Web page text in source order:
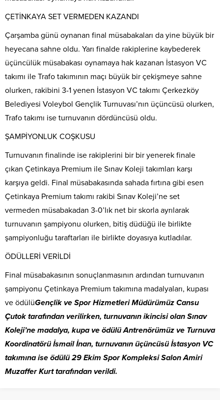
ÇETİNKAYA SET VERMEDEN KAZANDI
Çarşamba günü oynanan final müsabakaları da yine büyük bir
heyecana sahne oldu. Yarı finalde rakiplerine kaybederek
üçüncülük müsabakası oynamaya hak kazanan İstasyon VC
takımı ile Trafo takımının maçı büyük bir çekişmeye sahne
olurken, rakibini 3-1 yenen İstasyon VC takımı Çerkezköy
Belediyesi Voleybol Gençlik Turnuvası’nın üçüncüsü olurken,
Trafo takımı ise turnuvanın dördüncüsü oldu.
ŞAMPİYONLUK COŞKUSU
Turnuvanın finalinde ise rakiplerini bir bir yenerek finale
çıkan Çetinkaya Premium ile Sınav Koleji takımları karşı
karşıya geldi. Final müsabakasında sahada fırtına gibi esen
Çetinkaya Premium takımı rakibi Sınav Koleji’ne set
vermeden müsabakadan 3-0’lık net bir skorla ayrılarak
turnuvanın şampiyonu olurken, bitiş düdüğü ile birlikte
şampiyonluğu taraftarları ile birlikte doyasıya kutladılar.
ÖDÜLLERİ VERİLDİ
Final müsabakasının sonuçlanmasının ardından turnuvanın
şampiyonu Çetinkaya Premium takımına madalyaları, kupası
ve ödülüGençlik ve Spor Hizmetleri Müdürümüz Cansu
Çutok tarafından verilirken, turnuvanın ikincisi olan Sınav
Koleji’ne madalya, kupa ve ödülü Antrenörümüz ve Turnuva
Koordinatörü İsmail İnan, turnuvanın üçüncüsü İstasyon VC
takımına ise ödülü 29 Ekim Spor Kompleksi Salon Amiri
Muzaffer Kurt tarafından verildi.